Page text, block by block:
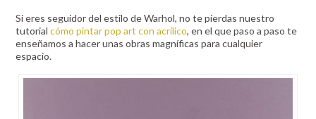
Si eres seguidor del estilo de Warhol, no te pierdas nuestro
tutorialcómo pintar pop art con acrílico, en el que paso a paso te
enseñamos a hacer unas obras magníficas para cualquier
espacio.